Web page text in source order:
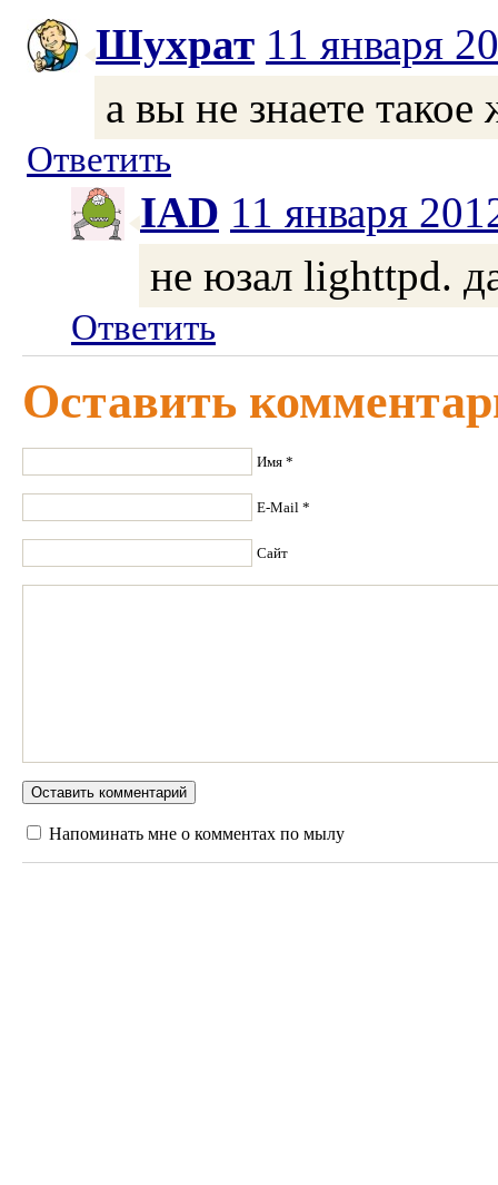
Шухрат 11 января
а вы не знаете
Ответить
IAD 11 января
не юзал lighttpd.
Ответить
Оставить
Имя *
E-Mail *
Сайт
Напоминать мне о комментах по мылу